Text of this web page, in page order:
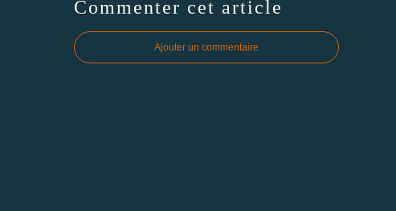
Commenter cet article
Ajouter un commentaire